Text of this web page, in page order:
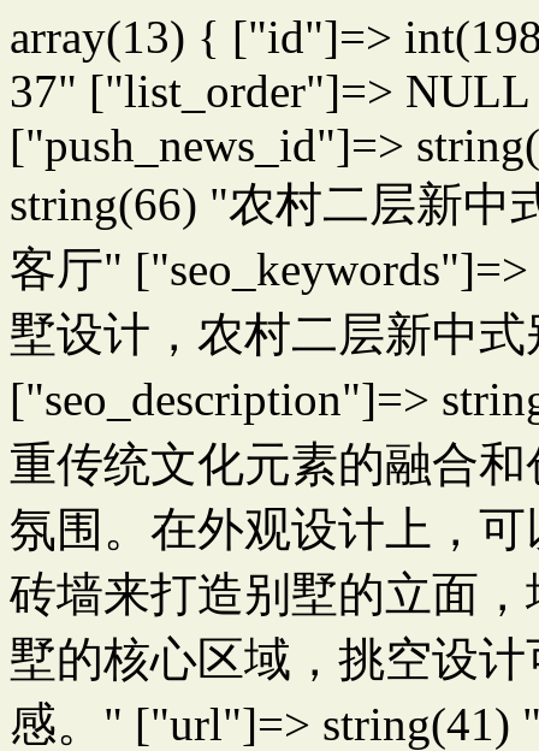
array(13) { ["id"]=>
37" ["list_order"]=>
["push_news_id"]=>
string(66) "农村二层新中
客厅"
墅设计，农村二层新中
["seo_description"]=>
重传统文化元素的融合
氛围。在外观设计上，
砖墙来打造别墅的立面
墅的核心区域，挑空设
感。" ["url"]=> string(41)